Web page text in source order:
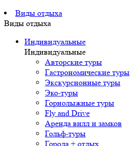
Виды отдыха
Виды отдыха
Индивидуальные
Индивидуальные
Авторские туры
Гастрономические туры
Экскурсионные туры
Эко-туры
Горнолыжные туры
Fly and Drive
Аренда вилл и замков
Гольф-туры
Города + отдых